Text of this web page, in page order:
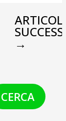
→
CERCA